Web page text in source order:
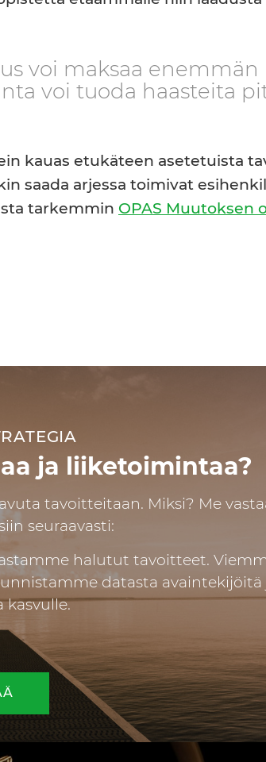
voi maksaa enemmän
voi tuoda haasteita
kauas etukäteen asetetuista
saada arjessa toimivat
tarkemmin OPAS Muutoksen
ja liiketoimintaa?
tavoitteitaan. Miksi? Me
seuraavasti:
halutut tavoitteet.
datasta avaintekijöitä
kasvulle.